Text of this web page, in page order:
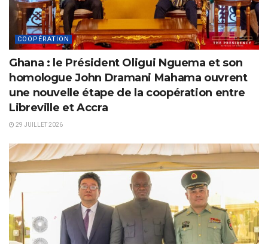
COOPÉRATION
Ghana : le Président Oligui Nguema et son
homologue John Dramani Mahama ouvrent
une nouvelle étape de la coopération entre
Libreville et Accra
29 JUILLET 2026